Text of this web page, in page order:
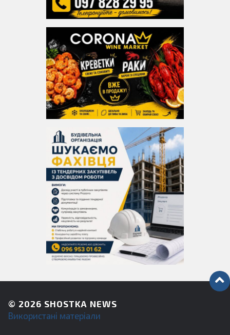
© 2026 SHOSTKA NEWS
Використані матеріали